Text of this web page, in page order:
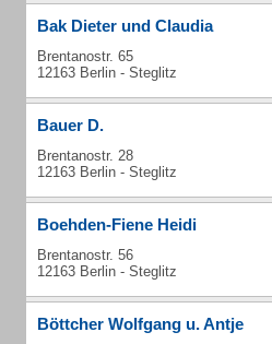
Bak Dieter und Claudia
Brentanostr. 65
12163 Berlin - Steglitz
Bauer D.
Brentanostr. 28
12163 Berlin - Steglitz
Boehden-Fiene Heidi
Brentanostr. 56
12163 Berlin - Steglitz
Böttcher Wolfgang u. Antje